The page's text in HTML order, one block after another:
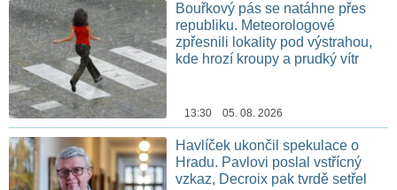
Bouřkový pás se natáhne přes
republiku. Meteorologové
zpřesnili lokality pod výstrahou,
kde hrozí kroupy a prudký vítr
13:30 05. 08. 2026
Havlíček ukončil spekulace o
Hradu. Pavlovi poslal vstřícný
vzkaz, Decroix pak tvrdě setřel